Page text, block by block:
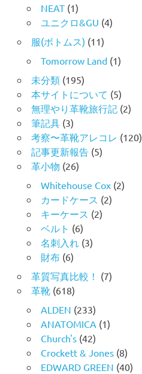
NEAT(1)
ユニクロ&GU (4)
服(ボトムス) (11)
Tomorrow Land(1)
未分類(195)
本サイトについて (5)
無理やり革靴旅行記 (2)
筆記具(3)
考察〜革靴アレコレ (120)
記事更新報告(5)
革小物 (26)
Whitehouse Cox(2)
カードケース (2)
キーケース (2)
ベルト (6)
名刺入れ (3)
財布(6)
革質写真比較！ (7)
革靴(618)
ALDEN (233)
ANATOMICA (1)
Church's(42)
Crockett & Jones(8)
EDWARD GREEN (40)